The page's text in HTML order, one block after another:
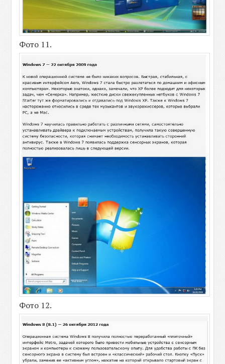
Фото 11.
Фото 12.